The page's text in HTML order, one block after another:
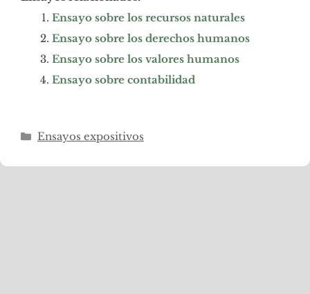
Ensayo sobre los recursos naturales
Ensayo sobre los derechos humanos
Ensayo sobre los valores humanos
Ensayo sobre contabilidad
Categorías
Ensayos expositivos